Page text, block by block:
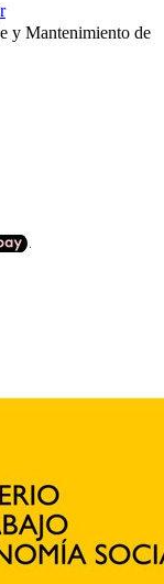
y Mantenimiento de